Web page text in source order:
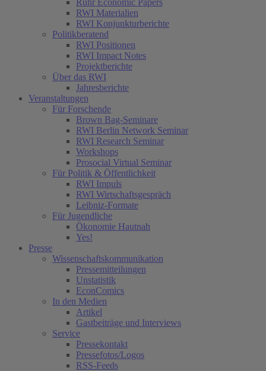
Ruhr Economic Papers
RWI Materialien
RWI Konjunkturberichte
Politikberatend
RWI Positionen
RWI Impact Notes
Projektberichte
Über das RWI
Jahresberichte
Veranstaltungen
Für Forschende
Brown Bag-Seminare
RWI Berlin Network Seminar
RWI Research Seminar
Workshops
Prosocial Virtual Seminar
Für Politik & Öffentlichkeit
RWI Impuls
RWI Wirtschaftsgespräch
Leibniz-Formate
Für Jugendliche
Ökonomie Hautnah
Yes!
Presse
Wissenschaftskommunikation
Pressemitteilungen
Unstatistik
EconComics
In den Medien
Artikel
Gastbeiträge und Interviews
Service
Pressekontakt
Pressefotos/Logos
RSS-Feeds